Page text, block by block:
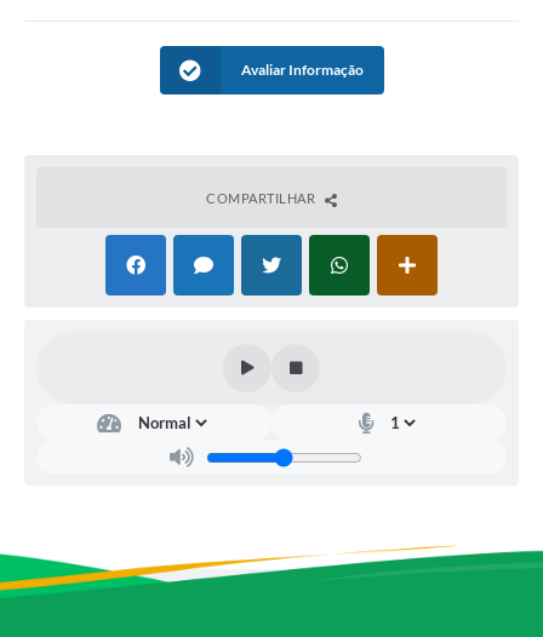
Avaliar Informação
COMPARTILHAR